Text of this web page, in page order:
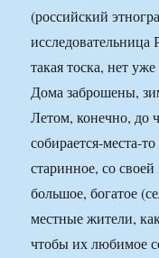
(российский
исследовательница
такая тоска, нет
Дома заброшены,
Летом, конечно, до
собирается-места-
старинное, со
большое, богатое
местные жители,
чтобы их любимое